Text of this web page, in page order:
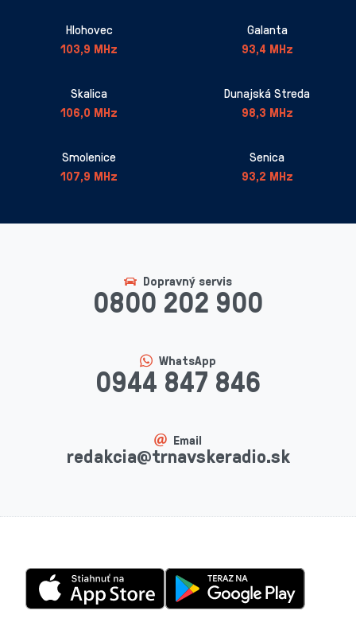
Hlohovec
103,9 MHz
Galanta
93,4 MHz
Skalica
106,0 MHz
Dunajská Streda
98,3 MHz
Smolenice
107,9 MHz
Senica
93,2 MHz
Dopravný servis
0800 202 900
WhatsApp
0944 847 846
Email
redakcia@trnavskeradio.sk